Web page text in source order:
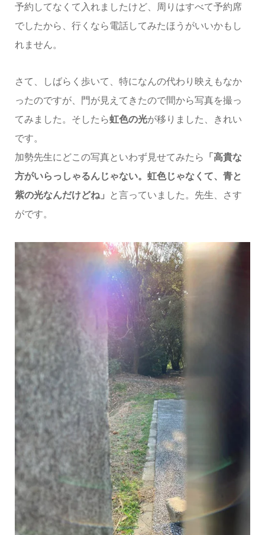
予約してなくて入れましたけど、周りはすべて予約席
でしたから、行くなら電話してみたほうがいいかもし
れません。
さて、しばらく歩いて、特になんの代わり映えもなか
ったのですが、門が見えてきたので間から写真を撮っ
てみました。そしたら虹色の光が移りました、きれい
です。
加勢先生にどこの写真といわず見せてみたら
「高貴な
方がいらっしゃるんじゃない。虹色じゃなくて、青と
紫の光なんだけどね」
と言っていました。先生、さす
がです。